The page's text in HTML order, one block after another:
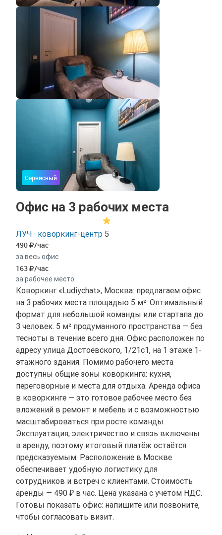
Сервисный
Офис на 3 рабочих места
ЛУЧ · коворкинг-центр 5
490 /час
за весь офис
163 /час
за рабочее место
Коворкинг «Ludiychat», Москва: предлагаем офис
на 3 рабочих места площадью 5 м². Оптимальный
формат для небольшой команды или стартапа до
3 человек. 5 м² продуманного пространства — без
тесноты в течение всего дня. Офис расположен по
адресу улица Достоевского, 1/21с1, на 1 этаже 1-
этажного здания. Помимо рабочего места
доступны общие зоны коворкинга: кухня,
переговорные и места для отдыха. Аренда офиса
в коворкинге — это готовое рабочее место без
вложений в ремонт и мебель и с возможностью
масштабироваться при росте команды.
Эксплуатация, электричество и связь включены
в аренду, поэтому итоговый платёж остаётся
предсказуемым. Расположение в Москве
обеспечивает удобную логистику для
сотрудников и встреч с клиентами. Стоимость
аренды — 490 ₽ в час. Цена указана с учётом НДС.
Готовы показать офис: напишите или позвоните,
чтобы согласовать визит.